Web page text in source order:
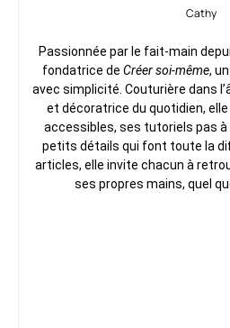
Cathy
Passionnée par le fait-main
fondatrice de Créer soi-même,
avec simplicité. Couturière dans
et décoratrice du quotidien,
accessibles, ses tutoriels pas à
petits détails qui font toute la
articles, elle invite chacun à
ses propres mains, quel